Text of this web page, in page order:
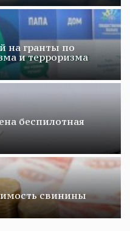
на гранты по
и терроризма
беспилотная
свинины